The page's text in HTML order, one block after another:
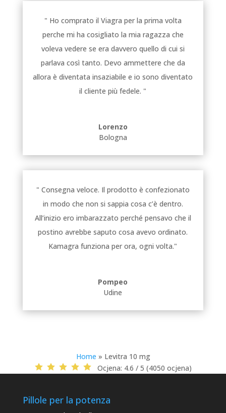
" Ho comprato il Viagra per la prima volta
perche mi ha cosigliato la mia ragazza che
voleva vedere se era davvero quello di cui si
parlava così tanto. Devo ammettere che da
allora è diventata insaziabile e io sono diventato
il cliente più fedele. "
Lorenzo
Bologna
" Consegna veloce. Il prodotto è confezionato
in modo che non si sappia cosa c’è dentro.
All’inizio ero imbarazzato perché pensavo che il
postino avrebbe saputo cosa avevo ordinato.
Kamagra funziona per ora, ogni volta."
Pompeo
Udine
Home » Levitra 10 mg
Ocjena: 4.6 / 5 (4050 ocjena)
Pillole per la potenza